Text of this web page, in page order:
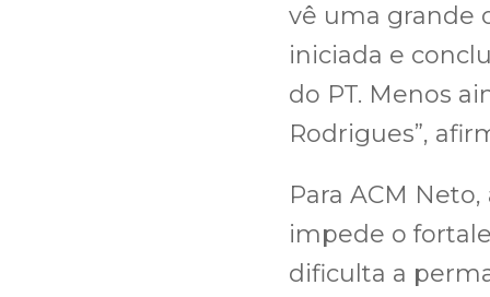
vê uma grande
iniciada e
do PT. Menos
Rodrigues”,
Para ACM
impede o
dificulta a